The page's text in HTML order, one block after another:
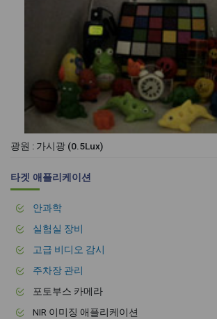
광원 : 가시광 (0.5Lux)
타겟 애플리케이션
안과학
실험실 장비
고급 비디오 감시
주차장 관리
포토부스 카메라
NIR 이미징 애플리케이션